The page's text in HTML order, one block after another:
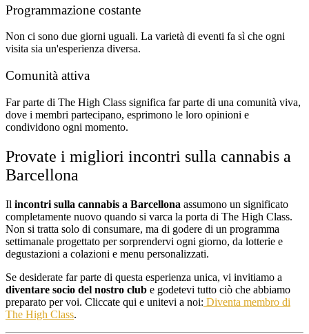
Programmazione costante
Non ci sono due giorni uguali. La varietà di eventi fa sì che ogni
visita sia un'esperienza diversa.
Comunità attiva
Far parte di The High Class significa far parte di una comunità viva,
dove i membri partecipano, esprimono le loro opinioni e
condividono ogni momento.
Provate i migliori incontri sulla cannabis a
Barcellona
Il incontri sulla cannabis a Barcellona assumono un significato
completamente nuovo quando si varca la porta di The High Class.
Non si tratta solo di consumare, ma di godere di un programma
settimanale progettato per sorprendervi ogni giorno, da lotterie e
degustazioni a colazioni e menu personalizzati.
Se desiderate far parte di questa esperienza unica, vi invitiamo a
diventare socio del nostro club e godetevi tutto ciò che abbiamo
preparato per voi. Cliccate qui e unitevi a noi: Diventa membro di
The High Class.